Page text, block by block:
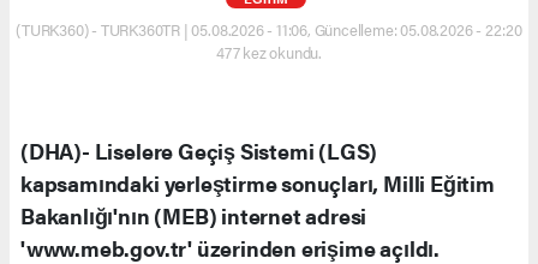
(TURK360) - TURK360TR | 05.08.2026 - 11:06, Güncelleme: 05.08.2026 - 22:20
477 kez okundu.
(DHA)- Liselere Geçiş Sistemi (LGS)
kapsamındaki yerleştirme sonuçları, Milli Eğitim
Bakanlığı'nın (MEB) internet adresi
'www.meb.gov.tr' üzerinden erişime açıldı.